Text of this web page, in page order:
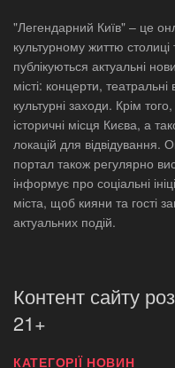
"Легендарний Київ" – це
культурному життю столиці
публікуються актуальні
місті: концерти,
культурні заходи. Крім
історичні місця Києва, а
локацій для відвідування.
портал також регулярно
інформує про соціальні
міста, щоб кияни та гості
актуальних подій.
Контент сайту
21+
КАТЕГОРІЇ НОВИН